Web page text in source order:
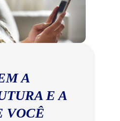
A
E A
VOCÊ